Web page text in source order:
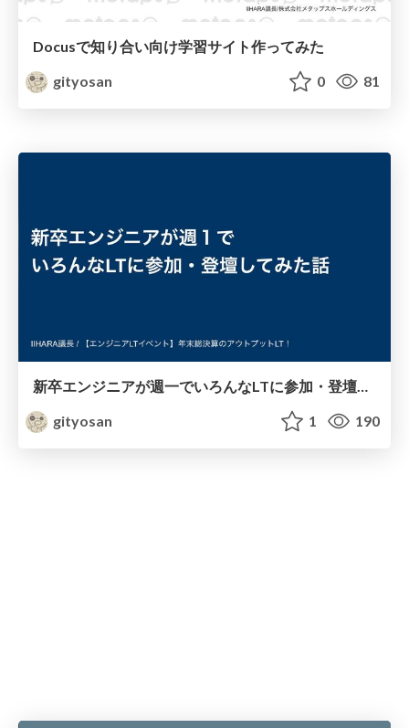
Docusで知り合い向け学習サイト作ってみた
gityosan
0 81
新卒エンジニアが週一でいろんなLTに参加・登壇してみた話
gityosan
1 190